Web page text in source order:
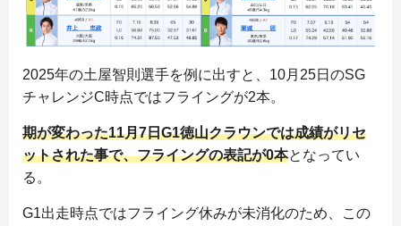
2025年の土屋智則選手を例に出すと、10月25日のSG
チャレンジC時点ではフライングが2本。
期が変わった11月7日G1徳山クラウンでは成績がリセ
ットされた事で、フライングの表記が0本となってい
る。
G1出走時点ではフライング休みが未消化のため、この